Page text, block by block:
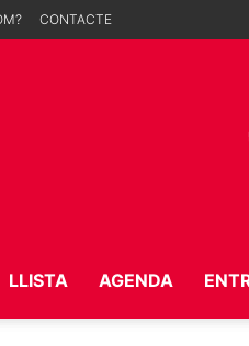
CONTACTE
LLISTA AGENDA